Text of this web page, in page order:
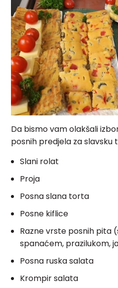
Da bismo vam olakšali
posnih predjela za slavsku
Slani rolat
Proja
Posna slana torta
Posne kiflice
Razne vrste posnih pita
spanaćem, prazilukom,
Posna ruska salata
Krompir salata